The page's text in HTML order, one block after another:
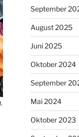
September
August 2025
Juni 2025
Oktober 2024
September
Mai 2024
Oktober 2023